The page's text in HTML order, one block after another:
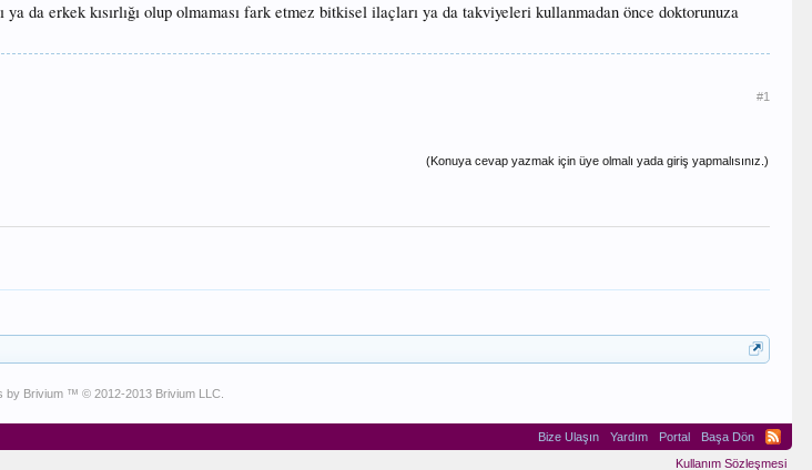
da erkek kısırlığı olup olmaması fark etmez bitkisel ilaçları ya da takviyeleri kullanmadan önce doktorunuza
#1
(Konuya cevap yazmak için üye olmalı yada giriş yapmalısınız.)
by Brivium ™ © 2012-2013 Brivium LLC.
Bize Ulaşın Yardım Portal
Başa Dön
Kullanım Sözleşmesi